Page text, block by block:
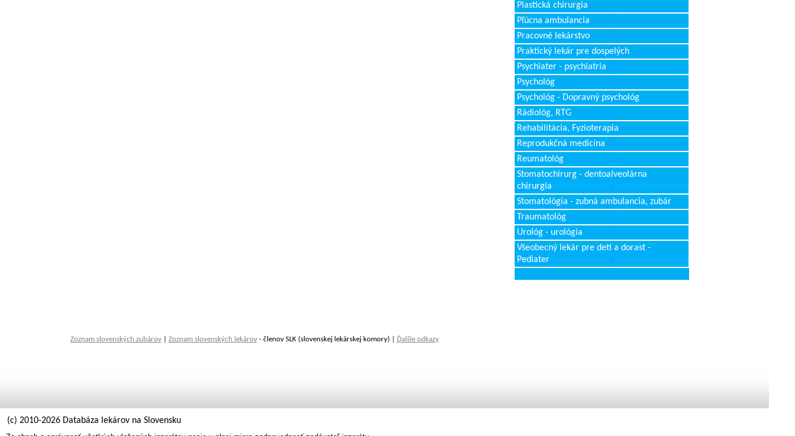
Plastická chirurgia
Pľúcna ambulancia
Pracovné lekárstvo
Praktický lekár pre dospelých
Psychiater - psychiatria
Psychológ
Psychológ - Dopravný psychológ
Rádiológ, RTG
Rehabilitácia, Fyzioterapia
Reprodukčná medicína
Reumatológ
Stomatochirurg - dentoalveolárna
chirurgia
Stomatológia - zubná ambulancia, zubár
Traumatológ
Urológ - urológia
Všeobecný lekár pre deti a dorast -
Pediater
Zoznam slovenských zubárov| Zoznam slovenských lekárov- členov SLK (slovenskej lekárskej komory) | Ďalšie odkazy
(c) 2010-2026 Databáza lekárov na Slovensku